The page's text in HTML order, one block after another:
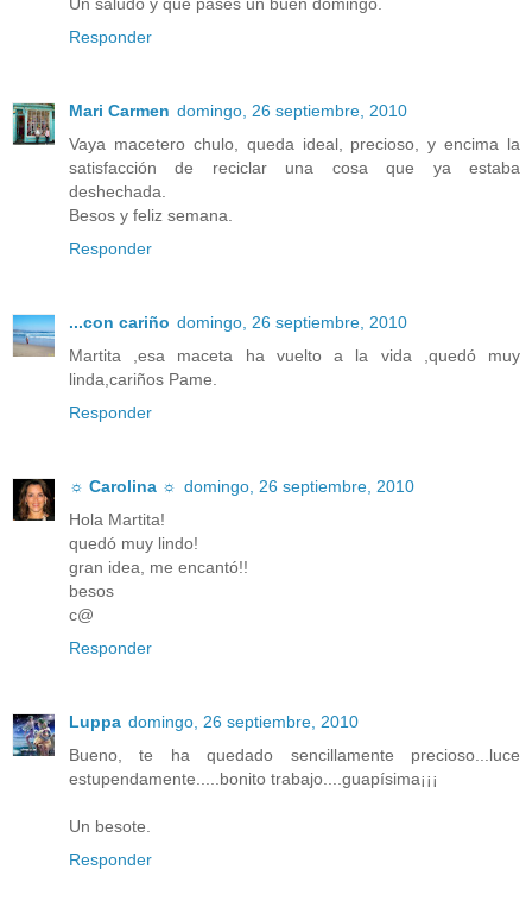
Un saludo y que pases un buen domingo.
Responder
Mari Carmen domingo, 26 septiembre, 2010
Vaya macetero chulo, queda ideal, precioso, y encima la
satisfacción de reciclar una cosa que ya estaba
deshechada.
Besos y feliz semana.
Responder
...con cariño domingo, 26 septiembre, 2010
Martita ,esa maceta ha vuelto a la vida ,quedó muy
linda,cariños Pame.
Responder
☼ Carolina ☼ domingo, 26 septiembre, 2010
Hola Martita!
quedó muy lindo!
gran idea, me encantó!!
besos
c@
Responder
Luppa domingo, 26 septiembre, 2010
Bueno, te ha quedado sencillamente precioso...luce
estupendamente.....bonito trabajo....guapísima¡¡¡
Un besote.
Responder